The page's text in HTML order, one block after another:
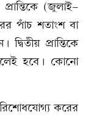
(জুলাই-
পাঁচ শতাংশ বা
প্রান্তিকে
হবে। কোনো
করের